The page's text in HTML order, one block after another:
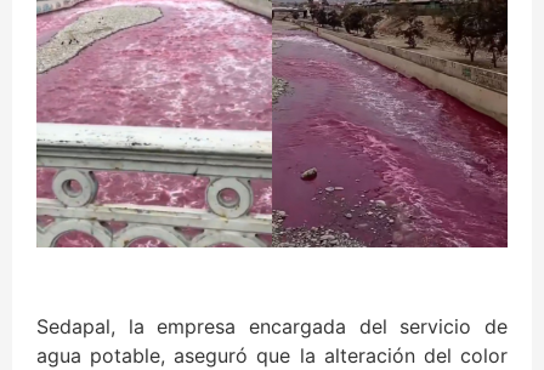
Sedapal, la empresa encargada del servicio de
agua potable, aseguró que la alteración del color